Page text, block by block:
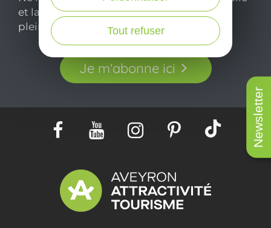
Newsletter
et laissez-vous inspirer pour profiter
pleinement de votre séjour en Aveyron.
Je m'abonne ici
Tout refuser